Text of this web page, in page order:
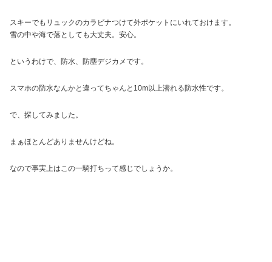
スキーでもリュックのカラビナつけて外ポケットにいれておけます。
雪の中や海で落としても大丈夫。安心。
というわけで、防水、防塵デジカメです。
スマホの防水なんかと違ってちゃんと10m以上潜れる防水性です。
で、探してみました。
まぁほとんどありませんけどね。
なので事実上はこの一騎打ちって感じでしょうか。